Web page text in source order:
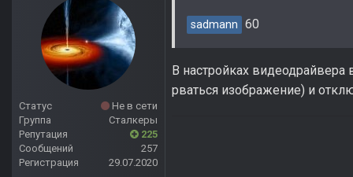
Статус
Не в сети
Группа
Сталкеры
Репутация
225
Сообщений
257
Регистрация
29.07.2020
sadmann 60
В настройках
рваться изображение) и